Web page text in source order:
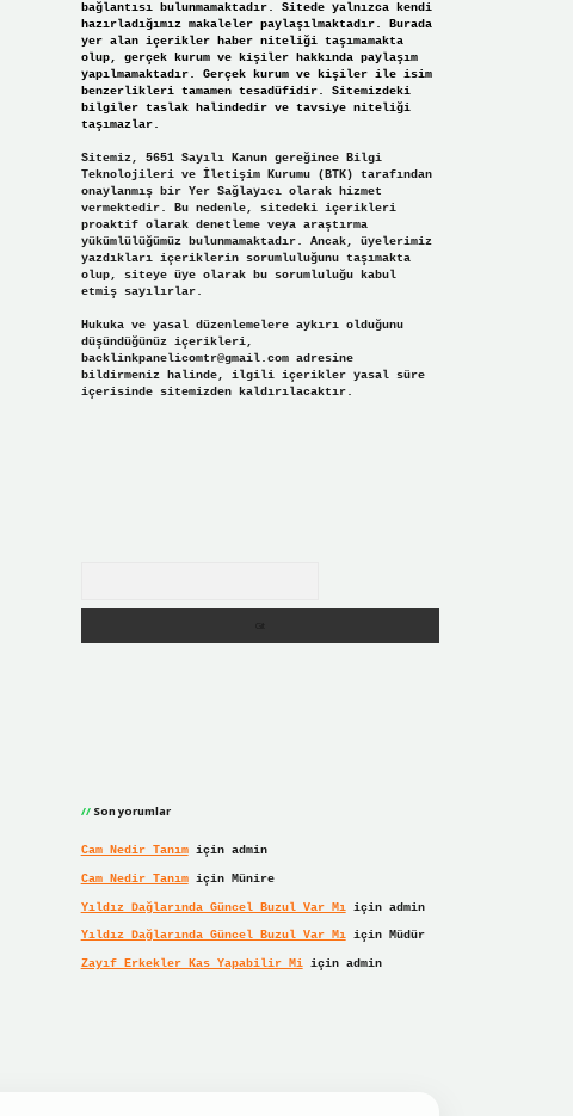
bağlantısı bulunmamaktadır. Sitede yalnızca kendi
hazırladığımız makaleler paylaşılmaktadır. Burada
yer alan içerikler haber niteliği taşımamakta
olup, gerçek kurum ve kişiler hakkında paylaşım
yapılmamaktadır. Gerçek kurum ve kişiler ile isim
benzerlikleri tamamen tesadüfidir. Sitemizdeki
bilgiler taslak halindedir ve tavsiye niteliği
taşımazlar.
Sitemiz, 5651 Sayılı Kanun gereğince Bilgi
Teknolojileri ve İletişim Kurumu (BTK) tarafından
onaylanmış bir Yer Sağlayıcı olarak hizmet
vermektedir. Bu nedenle, sitedeki içerikleri
proaktif olarak denetleme veya araştırma
yükümlülüğümüz bulunmamaktadır. Ancak, üyelerimiz
yazdıkları içeriklerin sorumluluğunu taşımakta
olup, siteye üye olarak bu sorumluluğu kabul
etmiş sayılırlar.
Hukuka ve yasal düzenlemelere aykırı olduğunu
düşündüğünüz içerikleri,
backlinkpanelicomtr@gmail.comadresine
bildirmeniz halinde, ilgili içerikler yasal süre
içerisinde sitemizden kaldırılacaktır.
Son yorumlar
Cam Nedir Tanımiçin admin
Cam Nedir Tanımiçin Münire
Yıldız Dağlarında Güncel Buzul Var Mıiçin admin
Yıldız Dağlarında Güncel Buzul Var Mıiçin Müdür
Zayıf Erkekler Kas Yapabilir Miiçin admin